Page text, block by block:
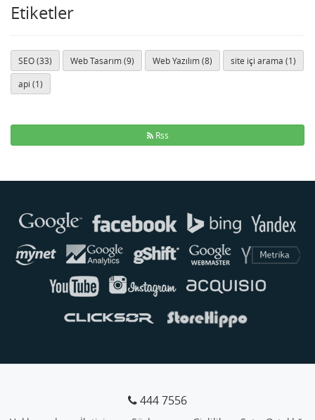
Etiketler
SEO (33) Web Tasarım (9) Web Yazılım (8) site içi arama (1)
api (1)
Rss
444 7556
Genellikle anında yanıt verir